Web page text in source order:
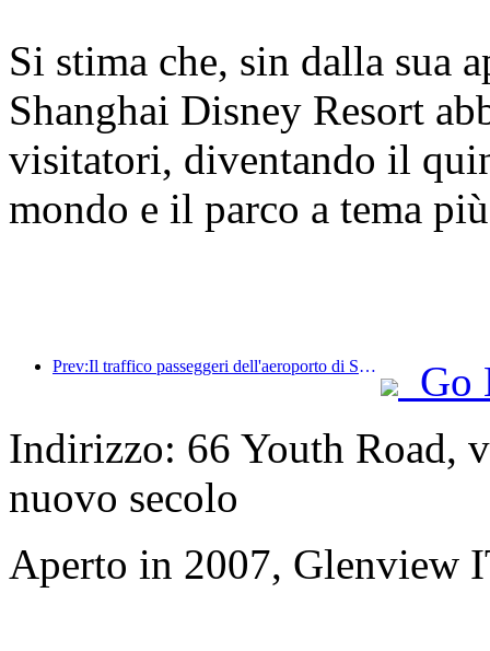
Si stima che, sin dalla sua
Shanghai Disney Resort
visitatori, diventando il
mondo e il parco a tema
Prev:Il traffico passeggeri dell'aeroporto di Shenzhen ha superato i 3 milioni quest'anno, stabilendo un nuovo record per lo stesso periodo.
Go
Indirizzo: 66 Youth Road,
nuovo secolo
Aperto in 2007, Glenview